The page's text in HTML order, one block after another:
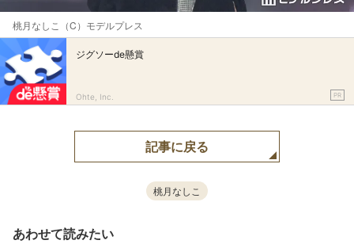
桃月なしこ（C）モデルプレス
ジグソーde懸賞
Ohte, Inc. PR
記事に戻る
桃月なしこ
あわせて読みたい